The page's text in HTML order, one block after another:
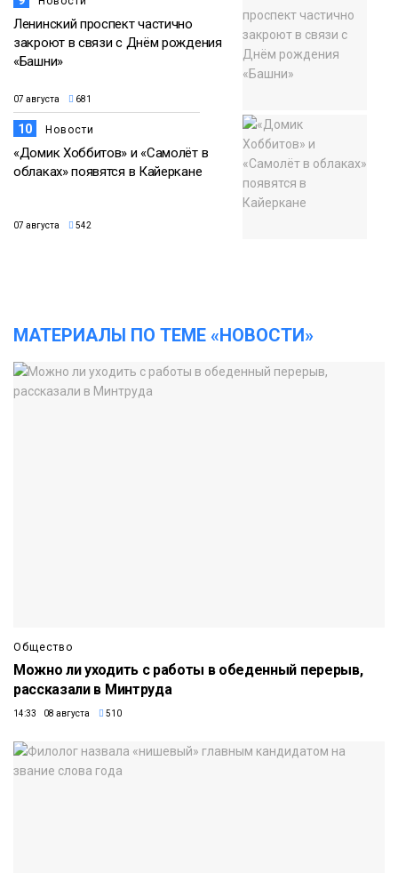
Ленинский проспект частично
закроют в связи с Днём рождения
«Башни»
07 августа 681
10 Новости
«Домик Хоббитов» и «Самолёт в
облаках» появятся в Кайеркане
07 августа 542
МАТЕРИАЛЫ ПО ТЕМЕ «НОВОСТИ»
Общество
Можно ли уходить с работы в обеденный перерыв,
рассказали в Минтруда
14:33 08 августа 510